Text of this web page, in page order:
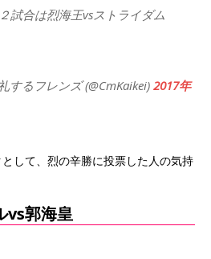
試合は烈海王vsストライダム
するフレンズ (@CmKaikei) 2017年
して、烈の辛勝に投票した人の気持
郭海皇